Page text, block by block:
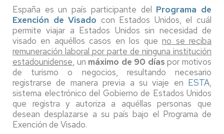
España es un país participante del Programa de
Exención de Visado con Estados Unidos, el cuál
permite viajar a Estados Unidos sin necesidad de
visado en aquéllos casos en los queno se reciba
remuneración laboral por parte de ninguna institución
estadounidense, un máximo de 90 días por motivos
de turismo o negocios, resultando necesario
registrarse de manera previa a su viaje en ESTA,
sistema electrónico del Gobierno de Estados Unidos
que registra y autoriza a aquéllas personas que
desean desplazarse a su país bajo el Programa de
Exención de Visado.